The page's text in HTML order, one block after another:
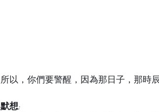
所以，你們要警醒，因為那日子，那時
默想: